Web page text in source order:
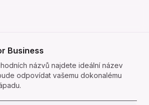
Business
názvů najdete ideální název
odpovídat vašemu dokonalému